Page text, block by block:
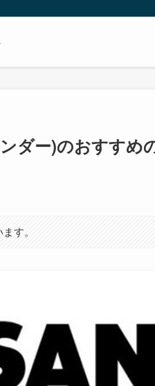
ダー)のおすすめ
す。